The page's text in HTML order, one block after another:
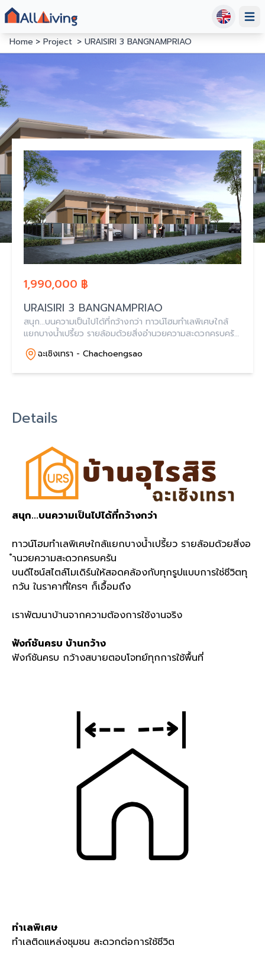
Home
Project URAISIRI 3 BANGNAMPRIAO
1,990,000 ฿
URAISIRI 3 BANGNAMPRIAO
สนุก...บนความเป็นไปได้ที่กว้างกว่า ทาวน์โฮมทำเลพิเศษใกล้
แยกบางน้ำเปรี้ยว รายล้อมด้วยสิ่งอำนวยความสะดวกครบครัน
บนดีไซน์สไตล์โมเดิร์นให้สอดคล้องกับทุกรูปแบบการใช่ชีวิตทุก
วัน ในราคาที่ใครๆ ก็เอื้อมถึง
ฉะเชิงเทรา - Chachoengsao
Details
สนุก...บนความเป็นไปได้ที่กว้างกว่า
ทาวน์โฮมทำเลพิเศษใกล้แยกบางน้ำเปรี้ยว รายล้อมด้วยสิ่งอ
ำนวยความสะดวกครบครัน
บนดีไซน์สไตล์โมเดิร์นให้สอดคล้องกับทุกรูปแบบการใช่ชีวิตทุ
กวัน ในราคาที่ใครๆ ก็เอื้อมถึง
เราพัฒนาบ้านจากความต้องการใช้งานจริง
ฟังก์ชันครบ บ้านกว้าง
ฟังก์ชันครบ กว้างสบายตอบโจทย์ทุกการใช้พื้นที่
ทำเลพิเศษ
ทำเลติดแหล่งชุมชน สะดวกต่อการใช้ชีวิต